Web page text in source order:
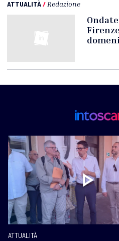
ATTUALITÀ/ Redazione
ATTUALITÀ